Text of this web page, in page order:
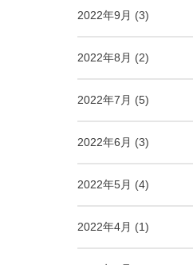
2022年9月 (3)
2022年8月 (2)
2022年7月 (5)
2022年6月 (3)
2022年5月 (4)
2022年4月 (1)